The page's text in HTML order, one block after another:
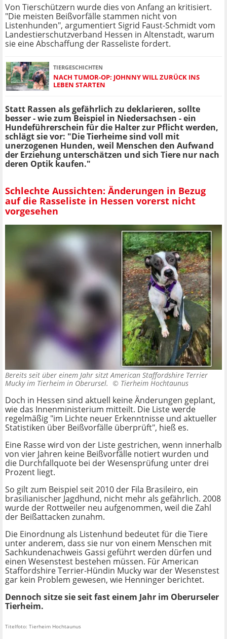
Von Tierschützern wurde dies von Anfang an kritisiert.
"Die meisten Beißvorfälle stammen nicht von
Listenhunden", argumentiert Sigrid Faust-Schmidt vom
Landestierschutzverband Hessen in Altenstadt, warum
sie eine Abschaffung der Rasseliste fordert.
TIERGESCHICHTEN
NACH TUMOR-OP: JOHNNY WILL ZURÜCK INS
LEBEN STARTEN
Statt Rassen als gefährlich zu deklarieren, sollte
besser - wie zum Beispiel in Niedersachsen - ein
Hundeführerschein für die Halter zur Pflicht werden,
schlägt sie vor: "Die Tierheime sind voll mit
unerzogenen Hunden, weil Menschen den Aufwand
der Erziehung unterschätzen und sich Tiere nur nach
deren Optik kaufen."
Schlechte Aussichten: Änderungen in Bezug
auf die Rasseliste in Hessen vorerst nicht
vorgesehen
Bereits seit über einem Jahr sitzt American Staffordshire Terrier
Mucky im Tierheim in Oberursel. © Tierheim Hochtaunus
Doch in Hessen sind aktuell keine Änderungen geplant,
wie das Innenministerium mitteilt. Die Liste werde
regelmäßig "im Lichte neuer Erkenntnisse und aktueller
Statistiken über Beißvorfälle überprüft", hieß es.
Eine Rasse wird von der Liste gestrichen, wenn innerhalb
von vier Jahren keine Beißvorfälle notiert wurden und
die Durchfallquote bei der Wesensprüfung unter drei
Prozent liegt.
So gilt zum Beispiel seit 2010 der Fila Brasileiro, ein
brasilianischer Jagdhund, nicht mehr als gefährlich. 2008
wurde der Rottweiler neu aufgenommen, weil die Zahl
der Beißattacken zunahm.
Die Einordnung als Listenhund bedeutet für die Tiere
unter anderem, dass sie nur von einem Menschen mit
Sachkundenachweis Gassi geführt werden dürfen und
einen Wesenstest bestehen müssen. Für American
Staffordshire Terrier-Hündin Mucky war der Wesenstest
gar kein Problem gewesen, wie Henninger berichtet.
Dennoch sitze sie seit fast einem Jahr im Oberurseler
Tierheim.
Titelfoto: Tierheim Hochtaunus